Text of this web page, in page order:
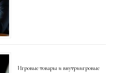
Игровые товары и внутриигровые